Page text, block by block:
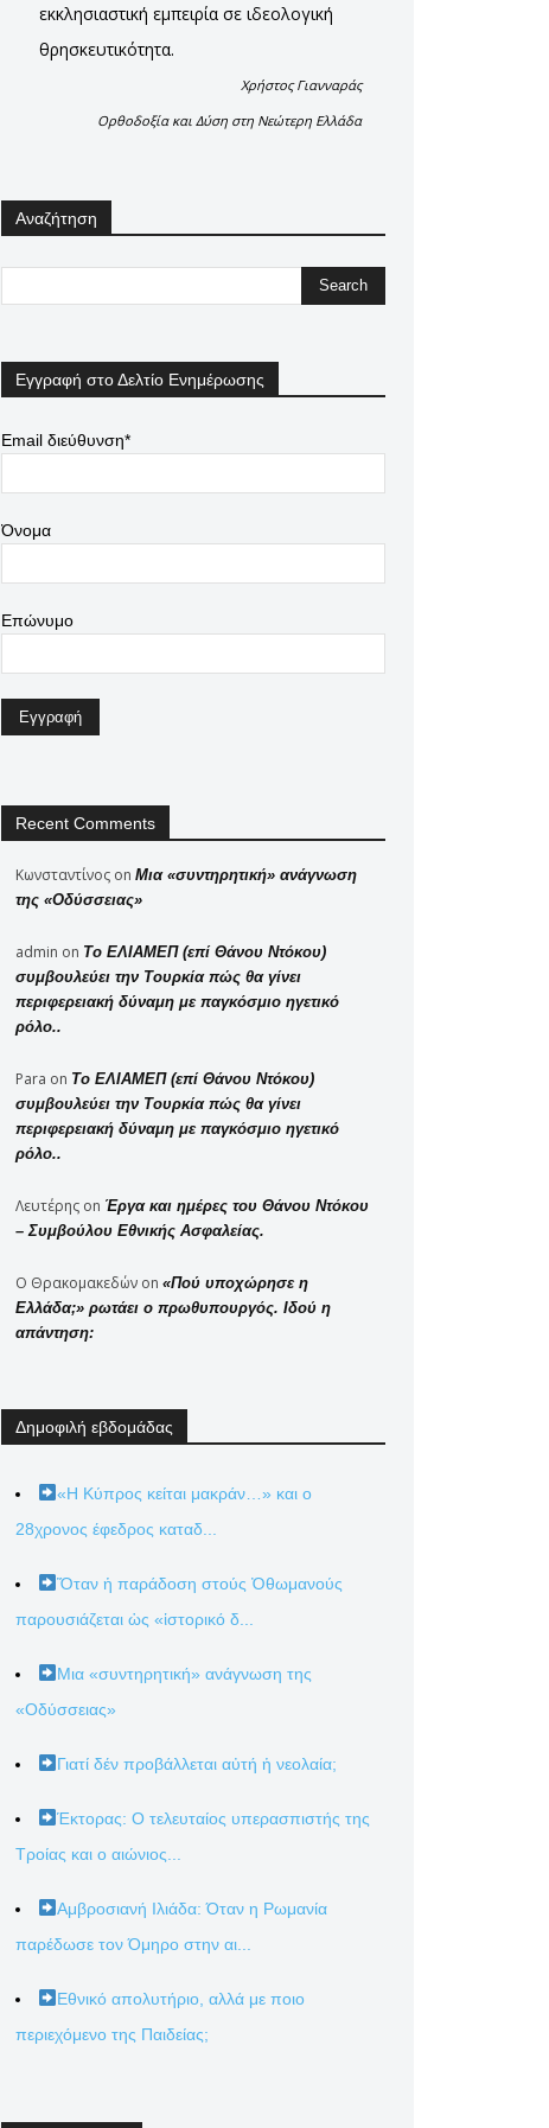
εκκλησιαστική εμπειρία σε ιδεολογική
θρησκευτικότητα.
Χρήστος Γιανναράς
Ορθοδοξία και Δύση στη Νεώτερη Ελλάδα
Αναζήτηση
Εγγραφή στο Δελτίο Ενημέρωσης
Email διεύθυνση*
Όνομα
Επώνυμο
Recent Comments
Κωνσταντίνος on Μια «συντηρητική» ανάγνωση
της «Οδύσσειας»
admin on Το ΕΛΙΑΜΕΠ (επί Θάνου Ντόκου)
συμβουλεύει την Τουρκία πώς θα γίνει
περιφερειακή δύναμη με παγκόσμιο ηγετικό
ρόλο..
Para on Το ΕΛΙΑΜΕΠ (επί Θάνου Ντόκου)
συμβουλεύει την Τουρκία πώς θα γίνει
περιφερειακή δύναμη με παγκόσμιο ηγετικό
ρόλο..
Λευτέρης on Έργα και ημέρες του Θάνου Ντόκου
– Συμβούλου Εθνικής Ασφαλείας.
Ο Θρακομακεδών on «Πού υποχώρησε η
Ελλάδα;» ρωτάει ο πρωθυπουργός. Ιδού η
απάντηση:
Δημοφιλή εβδομάδας
«Η Κύπρος κείται μακράν…» και ο
28χρονος έφεδρος καταδ...
Ὅταν ἡ παράδοση στούς Ὀθωμανούς
παρουσιάζεται ὡς «ἱστορικό δ...
Μια «συντηρητική» ανάγνωση της
«Οδύσσειας»
Γιατί δέν προβάλλεται αὐτή ἡ νεολαία;
Έκτορας: Ο τελευταίος υπερασπιστής της
Τροίας και ο αιώνιος...
Αμβροσιανή Ιλιάδα: Όταν η Ρωμανία
παρέδωσε τον Όμηρο στην αι...
Εθνικό απολυτήριο, αλλά με ποιο
περιεχόμενο της Παιδείας;